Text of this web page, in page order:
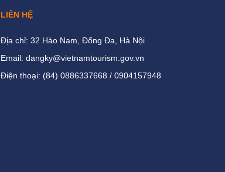
LIÊN HỆ
Địa chỉ: 32 Hào Nam, Đống Đa, Hà Nội
Email: dangky@vietnamtourism.gov.vn
Điện thoại: (84) 0886337668 / 0904157948